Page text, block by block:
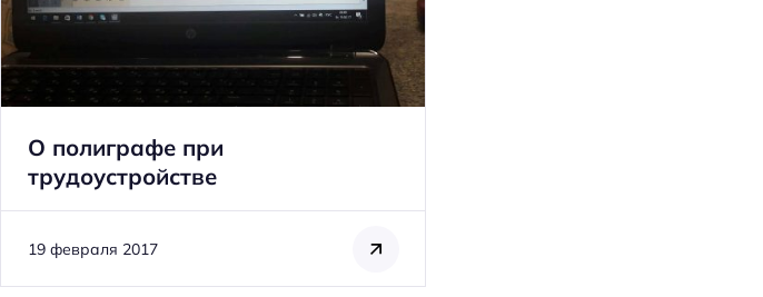
О полиграфе при
трудоустройстве
19 февраля 2017
й